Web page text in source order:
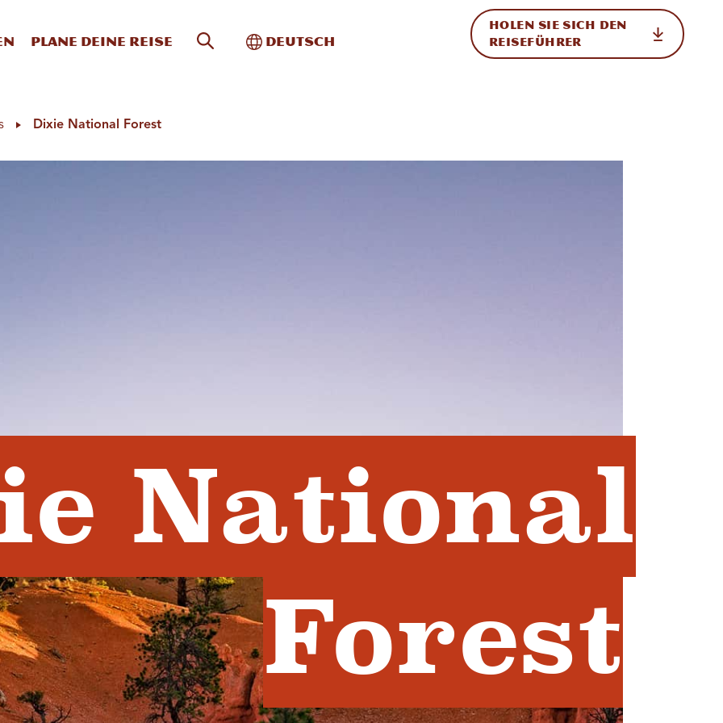
Plane deine Reise Website-Suche
Toggle International
Deutsch
HOLEN SIE SICH DEN
REISEFÜHRER
Dixie National Forest
National
Forest